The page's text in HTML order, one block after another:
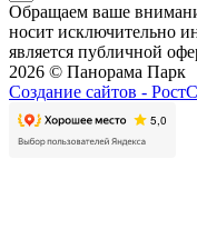
Обращаем ваше
носит исключительно
является публичной
2026 © Панорама Парк
Создание сайтов -